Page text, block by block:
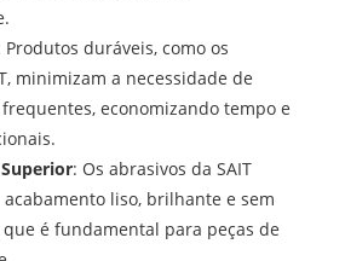
Produtos duráveis, como os
minimizam a necessidade de
economizando tempo e
: Os abrasivos da SAIT
liso, brilhante e sem
é fundamental para peças de